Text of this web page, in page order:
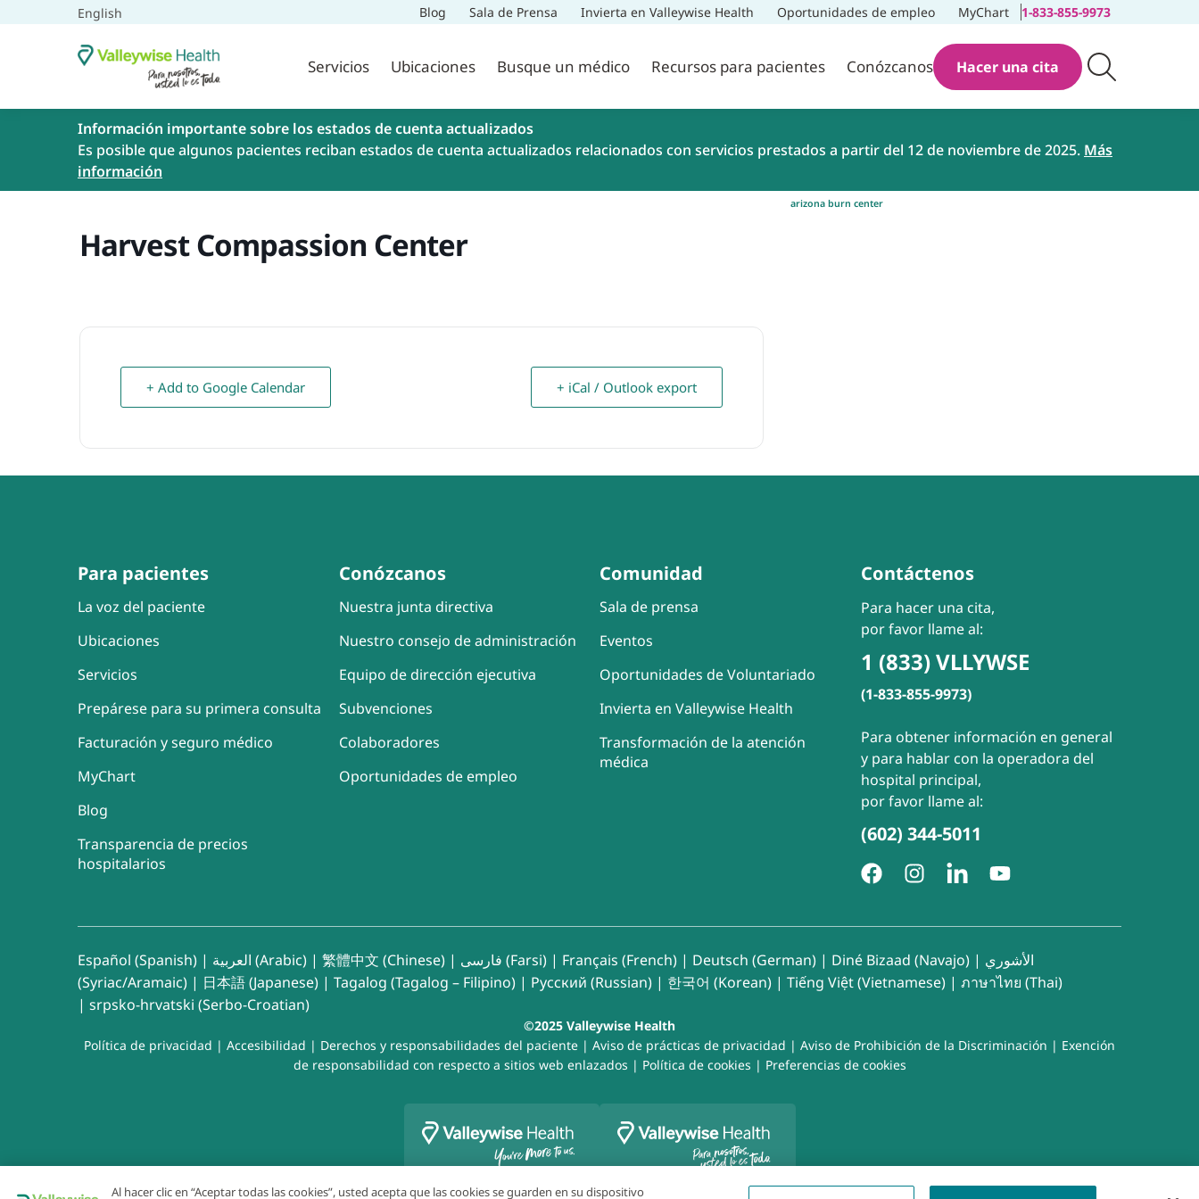
English Blog Sala de Prensa Invierta en Valleywise Health Oportunidades de empleo MyChart 1-833-855-9973
Servicios Ubicaciones Busque un médico Recursos para pacientes Conózcanos Hacer una cita
Información importante sobre los estados de cuenta actualizados
Es posible que algunos pacientes reciban estados de cuenta actualizados relacionados con servicios prestados a partir del 12 de noviembre de 2025. Más
información
Harvest Compassion Center
+ Add to Google Calendar + iCal / Outlook export
arizona burn center
Para pacientes
La voz del paciente
Ubicaciones
Servicios
Prepárese para su primera consulta
Facturación y seguro médico
MyChart
Blog
Transparencia de precios
hospitalarios
Conózcanos
Nuestra junta directiva
Nuestro consejo de administración
Equipo de dirección ejecutiva
Subvenciones
Colaboradores
Oportunidades de empleo
Comunidad
Sala de prensa
Eventos
Oportunidades de Voluntariado
Invierta en Valleywise Health
Transformación de la atención
médica
Contáctenos
Para hacer una cita,
por favor llame al:
1 (833) VLLYWSE
(1-833-855-9973)
Para obtener información en general
y para hablar con la operadora del
hospital principal,
por favor llame al:
(602) 344-5011
Español (Spanish) | العربية (Arabic) | 繁體中文 (Chinese) | فارسی (Farsi) | Français (French) | Deutsch (German) | Diné Bizaad (Navajo) | الأشوري
(Syriac/Aramaic) | 日本語 (Japanese) | Tagalog (Tagalog – Filipino) | Русский (Russian) | 한국어 (Korean) | Tiếng Việt (Vietnamese) | ภาษาไทย (Thai)
| srpsko-hrvatski (Serbo-Croatian)
©2025 Valleywise Health
Política de privacidad | Accesibilidad | Derechos y responsabilidades del paciente | Aviso de prácticas de privacidad | Aviso de Prohibición de la Discriminación | Exención
de responsabilidad con respecto a sitios web enlazados | Política de cookies | Preferencias de cookies
Al hacer clic en “Aceptar todas las cookies”, usted acepta que las cookies se guarden en su dispositivo